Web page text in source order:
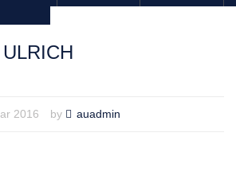
2016 by auadmin